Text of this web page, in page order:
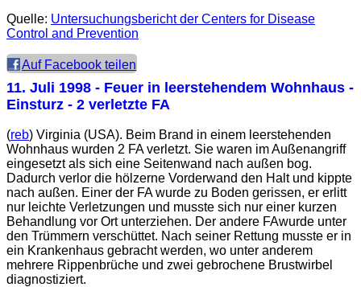
Quelle: Untersuchungsbericht der Centers for Disease
Control and Prevention
Auf Facebook teilen
11. Juli 1998 - Feuer in leerstehendem Wohnhaus -
Einsturz - 2 verletzte FA
(reb) Virginia (USA). Beim Brand in einem leerstehenden
Wohnhaus wurden 2 FA verletzt. Sie waren im Außenangriff
eingesetzt als sich eine Seitenwand nach außen bog.
Dadurch verlor die hölzerne Vorderwand den Halt und kippte
nach außen. Einer der FA wurde zu Boden gerissen, er erlitt
nur leichte Verletzungen und musste sich nur einer kurzen
Behandlung vor Ort unterziehen. Der andere FAwurde unter
den Trümmern verschüttet. Nach seiner Rettung musste er in
ein Krankenhaus gebracht werden, wo unter anderem
mehrere Rippenbrüche und zwei gebrochene Brustwirbel
diagnostiziert.